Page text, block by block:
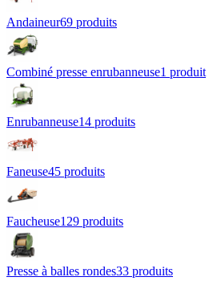
Andaineur69 produits
Combiné presse enrubanneuse1 produit
Enrubanneuse14 produits
Faneuse45 produits
Faucheuse129 produits
Presse à balles rondes33 produits